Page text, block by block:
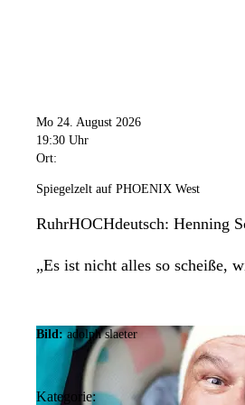
Mo 24. August 2026
19:30 Uhr
Ort:
Spiegelzelt auf PHOENIX West
RuhrHOCHdeutsch: Henning
„Es ist nicht alles so scheiße,
Bild: adolph slaeter
Kategorie: